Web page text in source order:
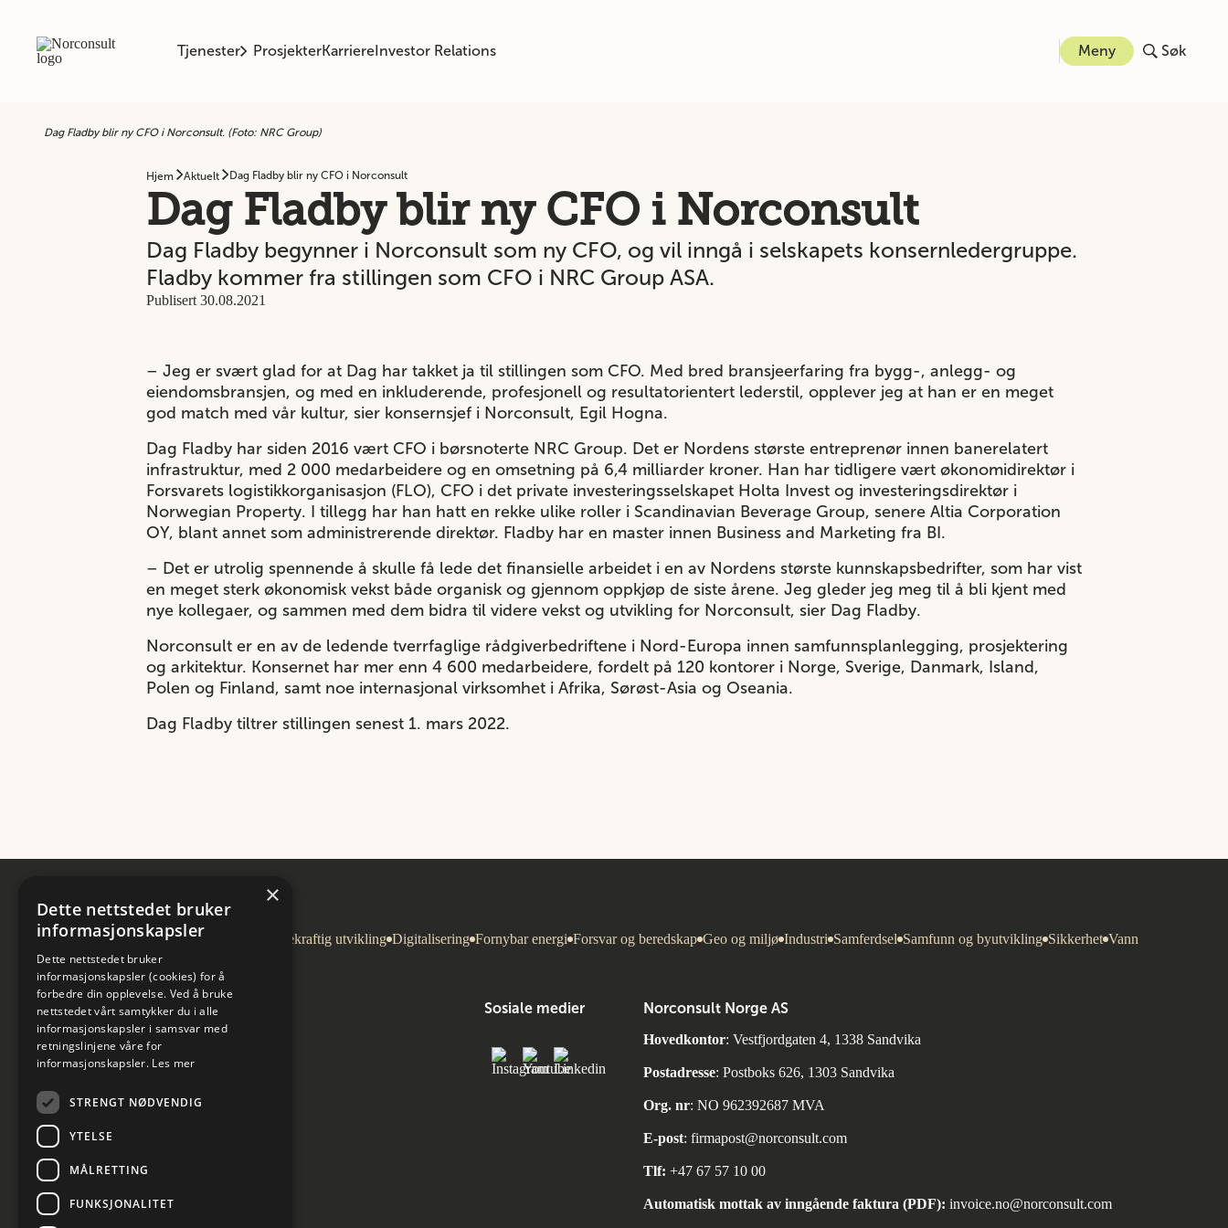
Tjenester ProsjekterKarriereInvestor Relations Meny Søk
Dag Fladby blir ny CFO i Norconsult. (Foto: NRC Group)
Hjem Aktuelt Dag Fladby blir ny CFO i Norconsult
Dag Fladby blir ny CFO i Norconsult
Dag Fladby begynner i Norconsult som ny CFO, og vil inngå i selskapets konsernledergruppe.
Fladby kommer fra stillingen som CFO i NRC Group ASA.
Publisert 30.08.2021
– Jeg er svært glad for at Dag har takket ja til stillingen som CFO. Med bred bransjeerfaring fra bygg-, anlegg- og
eiendomsbransjen, og med en inkluderende, profesjonell og resultatorientert lederstil, opplever jeg at han er en meget
god match med vår kultur, sier konsernsjef i Norconsult, Egil Hogna.
Dag Fladby har siden 2016 vært CFO i børsnoterte NRC Group. Det er Nordens største entreprenør innen banerelatert
infrastruktur, med 2 000 medarbeidere og en omsetning på 6,4 milliarder kroner. Han har tidligere vært økonomidirektør i
Forsvarets logistikkorganisasjon (FLO), CFO i det private investeringsselskapet Holta Invest og investeringsdirektør i
Norwegian Property. I tillegg har han hatt en rekke ulike roller i Scandinavian Beverage Group, senere Altia Corporation
OY, blant annet som administrerende direktør. Fladby har en master innen Business and Marketing fra BI.
– Det er utrolig spennende å skulle få lede det finansielle arbeidet i en av Nordens største kunnskapsbedrifter, som har vist
en meget sterk økonomisk vekst både organisk og gjennom oppkjøp de siste årene. Jeg gleder jeg meg til å bli kjent med
nye kollegaer, og sammen med dem bidra til videre vekst og utvikling for Norconsult, sier Dag Fladby.
Norconsult er en av de ledende tverrfaglige rådgiverbedriftene i Nord-Europa innen samfunnsplanlegging, prosjektering
og arkitektur. Konsernet har mer enn 4 600 medarbeidere, fordelt på 120 kontorer i Norge, Sverige, Danmark, Island,
Polen og Finland, samt noe internasjonal virksomhet i Afrika, Sørøst-Asia og Oseania.
Dag Fladby tiltrer stillingen senest 1. mars 2022.
Arkitektur Bygg og eiendom Bærekraftig utvikling Digitalisering Fornybar energi Forsvar og beredskap Geo og miljø Industri Samferdsel Samfunn og byutvikling Sikkerhet Vann
Sosiale medier Norconsult Norge AS
Hovedkontor: Vestfjordgaten 4, 1338 Sandvika
Postadresse: Postboks 626, 1303 Sandvika
Org. nr: NO 962392687 MVA
E-post: firmapost@norconsult.com
Tlf: +47 67 57 10 00
Automatisk mottak av inngående faktura (PDF): invoice.no@norconsult.com
×
Dette nettstedet bruker
informasjonskapsler
Dette nettstedet bruker
informasjonskapsler (cookies) for å
forbedre din opplevelse. Ved å bruke
nettstedet vårt samtykker du i alle
informasjonskapsler i samsvar med
retningslinjene våre for
informasjonskapsler. Les mer
STRENGT NØDVENDIG
YTELSE
MÅLRETTING
FUNKSJONALITET